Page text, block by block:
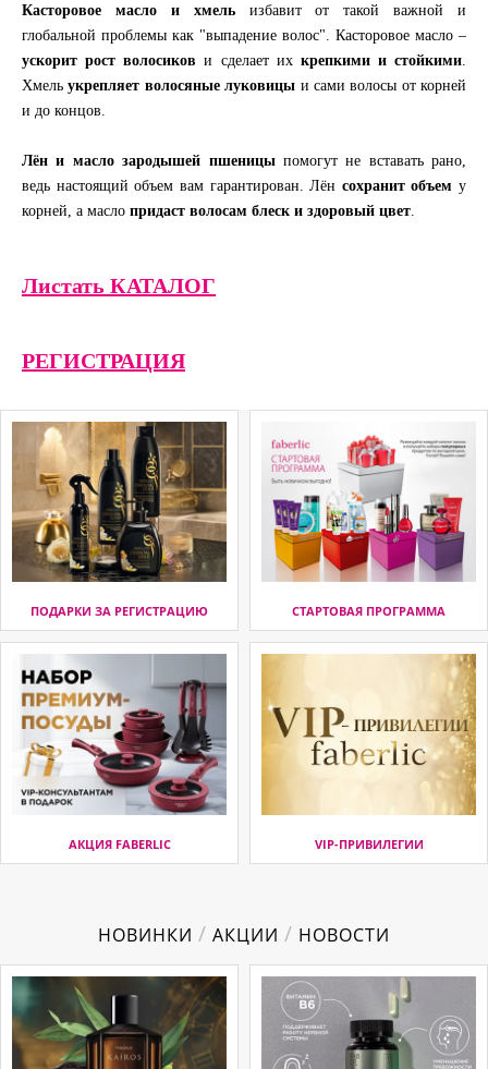
Касторовое масло и хмельизбавит от такой важной и
глобальной проблемы как "выпадение волос". Касторовое масло –
ускорит рост волосиков и сделает их крепкими и стойкими
Хмельукрепляет волосяные луковицы и сами волосы от корней
и до концов.
Лён и масло зародышей пшеницыпомогут не вставать рано,
ведь настоящий объем вам гарантирован. Лён сохранит объем у
корней, а масло придаст волосам блеск и здоровый цвет
Листать КАТАЛОГ
РЕГИСТРАЦИЯ
ПОДАРКИ ЗА РЕГИСТРАЦИЮ СТАРТОВАЯ ПРОГРАММА
АКЦИЯ FABERLIC VIP-ПРИВИЛЕГИИ
НОВИНКИ / АКЦИИ / НОВОСТИ